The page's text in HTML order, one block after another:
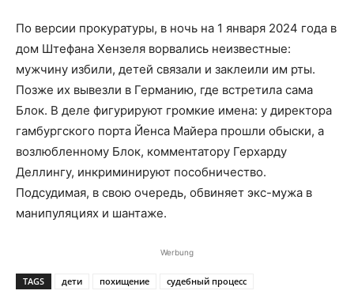
По версии прокуратуры, в ночь на 1 января 2024 года в
дом Штефана Хензеля ворвались неизвестные:
мужчину избили, детей связали и заклеили им рты.
Позже их вывезли в Германию, где встретила сама
Блок. В деле фигурируют громкие имена: у директора
гамбургского порта Йенса Майера прошли обыски, а
возлюбленному Блок, комментатору Герхарду
Деллингу, инкриминируют пособничество.
Подсудимая, в свою очередь, обвиняет экс-мужа в
манипуляциях и шантаже.
Werbung
TAGS дети похищение судебный процесс